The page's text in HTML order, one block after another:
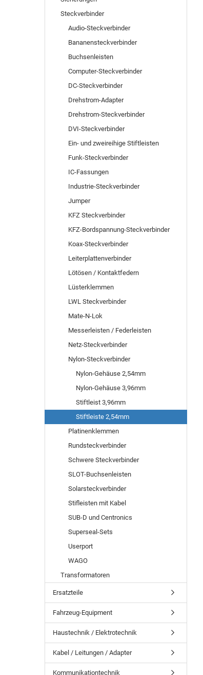
Steckverbinder
Audio-Steckverbinder
Bananensteckverbinder
Buchsenleisten
Computer-Steckverbinder
DC-Steckverbinder
Drehstrom-Adapter
Drehstrom-Steckverbinder
DVI-Steckverbinder
Ein- und zweireihige Stiftleisten
Funk-Steckverbinder
IC-Fassungen
Industrie-Steckverbinder
Jumper
KFZ Steckverbinder
KFZ-Bordspannung-Steckverbinder
Koax-Steckverbinder
Leiterplattenverbinder
Lötösen / Kontaktfedern
Lüsterklemmen
LWL Steckverbinder
Mate-N-Lok
Messerleisten / Federleisten
Netz-Steckverbinder
Nylon-Steckverbinder
Nylon-Gehäuse 2,54mm
Nylon-Gehäuse 3,96mm
Stiftleist 3,96mm
Stiftleiste 2,54mm
Platinenklemmen
Rundsteckverbinder
Schwere Steckverbinder
SLOT-Buchsenleisten
Solarsteckverbinder
Stifleisten mit Kabel
SUB-D und Centronics
Superseal-Sets
Userport
WAGO
Transformatoren
Ersatzteile
Fahrzeug-Equipment
Haustechnik / Elektrotechnik
Kabel / Leitungen / Adapter
Kommunikationtechnik